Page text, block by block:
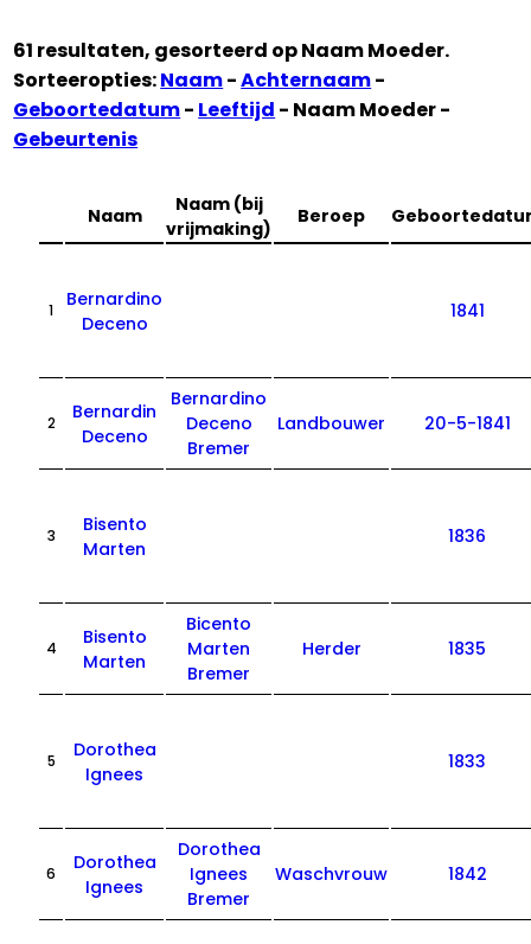
61 resultaten, gesorteerd opNaam Moeder.
Sorteeropties:Naam-Achternaam-
Geboortedatum- Leeftijd - Naam Moeder -
Gebeurtenis
Naam
Naam (bij
vrijmaking)
Beroep
1
Bernardino
Deceno
1841
2
Bernardin
Deceno
Bernardino
Deceno
Bremer
Landbouwer 20-5-1841
3
Bisento
Marten
1836
4
Bisento
Marten
Bicento
Marten
Bremer
Herder 1835
5
Dorothea
Ignees
1833
6
Dorothea
Ignees
Dorothea
Ignees
Bremer
Waschvrouw 1842